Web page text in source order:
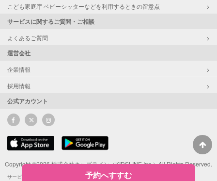
予約へすすむ
こども家庭庁 ベビーシッターなどを利用するときの留意点
サービスに関するご質問・ご相談
よくあるご質問
運営会社
企業情報
採用情報
公式アカウント
Copyright ©2026 株式会社キッズライン（KIDSLINE Inc.）All Rights Reserved.
サービス利用規約 サポーターによるSNS投稿ガイドライン